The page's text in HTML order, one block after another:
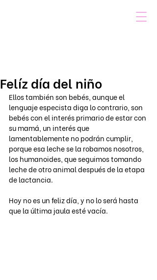
Felíz día del niño
Ellos también son bebés, aunque el
lenguaje especista diga lo contrario, son
bebés con el interés primario de estar con
su mamá, un interés que
lamentablemente no podrán cumplir,
porque esa leche se la robamos nosotros,
los humanoides, que seguimos tomando
leche de otro animal después de la etapa
de lactancia.
Hoy no es un feliz día, y no lo será hasta
que la última jaula esté vacía.